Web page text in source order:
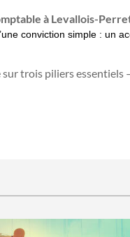
à Levallois-
conviction simple : un
trois piliers essentiels